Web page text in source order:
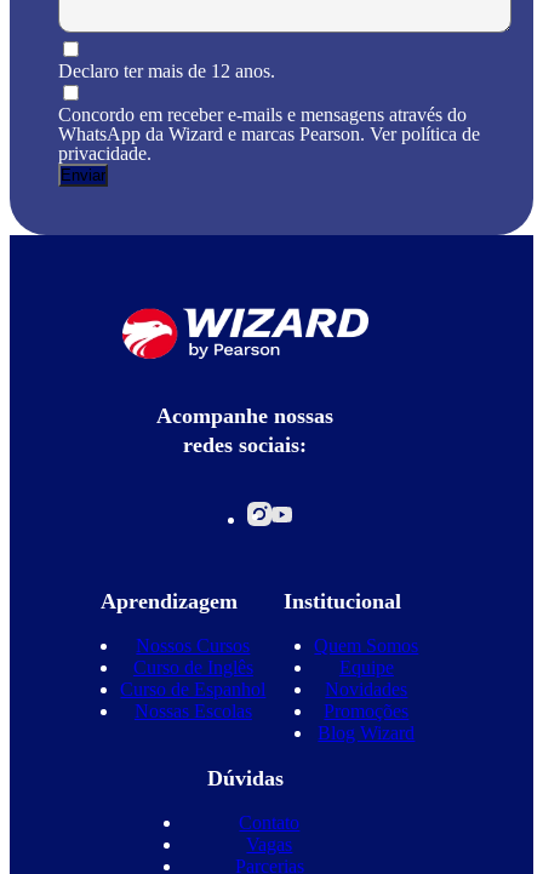
Declaro ter mais de 12 anos.
Concordo em receber e-mails e mensagens através do
WhatsApp da Wizard e marcas Pearson. Ver política de
privacidade.
Acompanhe nossas
redes sociais:
Aprendizagem
Nossos Cursos
Curso de Inglês
Curso de Espanhol
Nossas Escolas
Institucional
Quem Somos
Equipe
Novidades
Promoções
Blog Wizard
Dúvidas
Contato
Vagas
Parcerias